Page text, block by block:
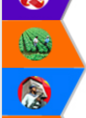
Hòn Yến phát triển du lịch
tồn biển
Lấy ý kiến điều chỉnh Quy
Đắk Lắk thời kỳ 2021-2030,
đến năm 2050
Phát động chiến dịch 30 ngày
giải phóng mặt bằng Tuyến
ven biển
Đắk Lắk nỗ lực thúc đẩy tăng
kinh tế từ 10% trở lên trong
II/2026